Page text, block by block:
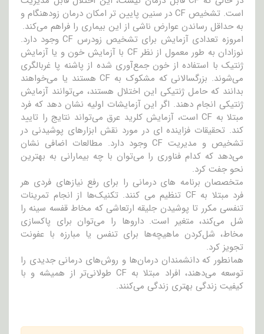
است. تشخیص CF در سنین پایین تر امکان درمان زودهنگام و
به حداقل رساندن عوارض ناشی از این بیماری را فراهم می‌کند.
امروزه تعدادی آزمایش برای تشخیص زودرس CF وجود دارد.
نوزادان به طور معمول از نظر CF با آزمایش خون و یا آزمایش
ژنتیک با استفاده از خون جمع‌آوری شده از پاشنه پا غربالگری
می‌شوند. بزرگسالانی که مشکوک به CF هستند یا می‌خواهند
بدانند که حامل ژنتیکی این اختلال هستند، می‌توانند آزمایش
ژنتیکی انجام دهند. اگر این آزمایشات اولیه نشان دهد که فرد
مبتلا به CF است، آزمایش کلرید عرق می‌تواند نتایج را تایید
کند. تحقیقات فزاینده ای در مورد نقش ابزارهای پوشیدنی در
تشخیص و مدیریت CF وجود دارد. مطالعات اضافی نشان
می‌دهد که کدام فناوری را می‌توان با چه بیمارانی به بهترین
نحو جفت کرد.
متخصصان برنامه های درمانی را برای رفع نیازهای فردی هر
فرد مبتلا به CF تنظیم می کنند. تکنیک‌ها از انجام تمرینات
تنفسی مکرر تا پوشیدن جلیقه ارتعاشی که مخاط قفسه سینه را
شل می‌کند، متغیر است. داروها را می‌توان برای پاکسازی
مخاط، شل‌کردن ماهیچه‌ها برای تنفس یا مبارزه با عفونت
تجویز کرد.
همانطور که دانشمندان درمان‌ها و روش‌های درمانی جدیدی را
توسعه می‌دهند، افراد مبتلا به CF طولانی‌تر از همیشه و با
کیفیت زندگی بهتری زندگی می‌کنند.